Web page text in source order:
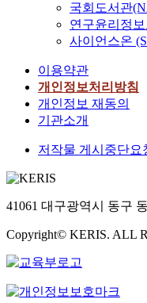
국회도서관
연구윤리정
사이언스온
이용약관
개인정보처리방침
개인정보 재동의
기관소개
저작물 게시중단요
41061 대구광역시 동구
Copyright© KERIS. ALL